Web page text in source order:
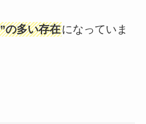
の多い存在になっていま